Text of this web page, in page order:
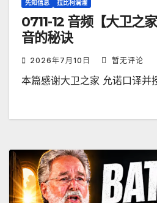
先知信息 拉比柯澜濯
0711-12 音频【大卫之
音的秘诀
2026年7月10日 暂无评论
本篇感谢大卫之家 允诺口译并